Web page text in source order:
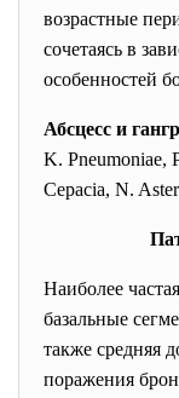
возрастные
сочетаясь в
особенностей
Абсцесс и
K. Pneumoniae,
Cepacia, N.
Наиболее
базальные
также средняя
поражения